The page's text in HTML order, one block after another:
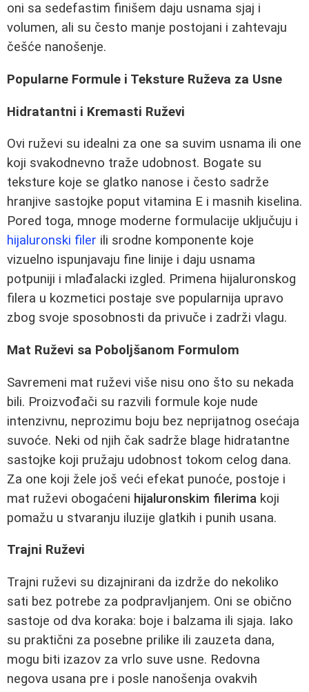
oni sa sedefastim finišem daju usnama sjaj i
volumen, ali su često manje postojani i zahtevaju
češće nanošenje.
Popularne Formule i Teksture Ruževa za Usne
Hidratantni i Kremasti Ruževi
Ovi ruževi su idealni za one sa suvim usnama ili one
koji svakodnevno traže udobnost. Bogate su
teksture koje se glatko nanose i često sadrže
hranjive sastojke poput vitamina E i masnih kiselina.
Pored toga, mnoge moderne formulacije uključuju i
hijaluronski filer ili srodne komponente koje
vizuelno ispunjavaju fine linije i daju usnama
potpuniji i mlađalacki izgled. Primena hijaluronskog
filera u kozmetici postaje sve popularnija upravo
zbog svoje sposobnosti da privuče i zadrži vlagu.
Mat Ruževi sa Poboljšanom Formulom
Savremeni mat ruževi više nisu ono što su nekada
bili. Proizvođači su razvili formule koje nude
intenzivnu, neprozimu boju bez neprijatnog osećaja
suvoće. Neki od njih čak sadrže blage hidratantne
sastojke koji pružaju udobnost tokom celog dana.
Za one koji žele još veći efekat punoće, postoje i
mat ruževi obogaćeni hijaluronskim filerima koji
pomažu u stvaranju iluzije glatkih i punih usana.
Trajni Ruževi
Trajni ruževi su dizajnirani da izdrže do nekoliko
sati bez potrebe za podpravljanjem. Oni se obično
sastoje od dva koraka: boje i balzama ili sjaja. Iako
su praktični za posebne prilike ili zauzeta dana,
mogu biti izazov za vrlo suve usne. Redovna
negova usana pre i posle nanošenja ovakvih